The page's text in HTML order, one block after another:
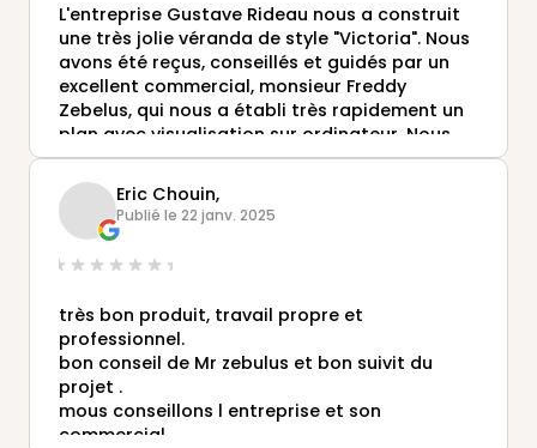
L'entreprise Gustave Rideau nous a construit
une très jolie véranda de style "Victoria". Nous
avons été reçus, conseillés et guidés par un
excellent commercial, monsieur Freddy
Zebelus, qui nous a établi très rapidement un
plan avec visualisation sur ordinateur. Nous
avions évidemment consulté diverses
entreprises concurrentes, mais Gustave
Rideau était de très loin la plus réactive et la
plus convaincante . Le résultat est à la
hauteur de nos attentes. Nous tenons à
souligner les mérites de monsieur Zebelus,
mais nous avons aussi été très satisfaits du
travail et de la gentillesse des deux
techniciens qui ont monté la véranda.
Expérience très positive donc, une entreprise
et de vrais professionnels que nous saurions
trop recommander
Eric Chouin,
Publié le 22 janv. 2025
très bon produit, travail propre et
professionnel.
bon conseil de Mr zebulus et bon suivit du
projet .
mous conseillons l entreprise et son
commercial .